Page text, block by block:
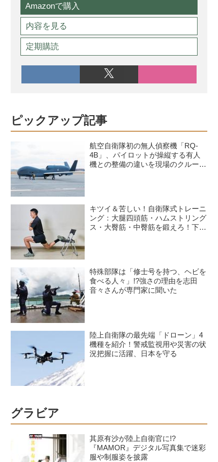
Amazonで購入
内容を見る
定期購読
ピックアップ記事
航空自衛隊初の無人偵察機「RQ-
4B」、パイロットが操縦する有人
機との整備の違いを現場のクルーが
キツイ＆苦しい！自衛隊式トレーニ
ング：大腿四頭筋・ハムストリング
ス・大臀筋・中臀筋を鍛えろ！下半
特殊部隊は「修士号を持つ、ヘビを
食べる人々」!?強さの理由を志田
音々さんが専門家に聞いた
陸上自衛隊の最先端「ドローン」4
機種を紹介！警戒監視用や災害の状
況把握に活躍、日本を守る
グラビア
其原有沙が陸上自衛官に!?
『MAMOR』デジタル写真集で迷彩
服や制服姿を披露